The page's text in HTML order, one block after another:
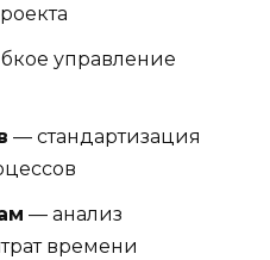
управление
— стандартизация
— анализ
времени